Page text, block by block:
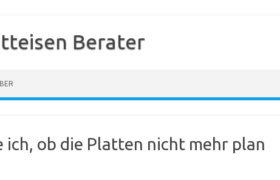
Berater
ich, ob die Platten nicht mehr plan